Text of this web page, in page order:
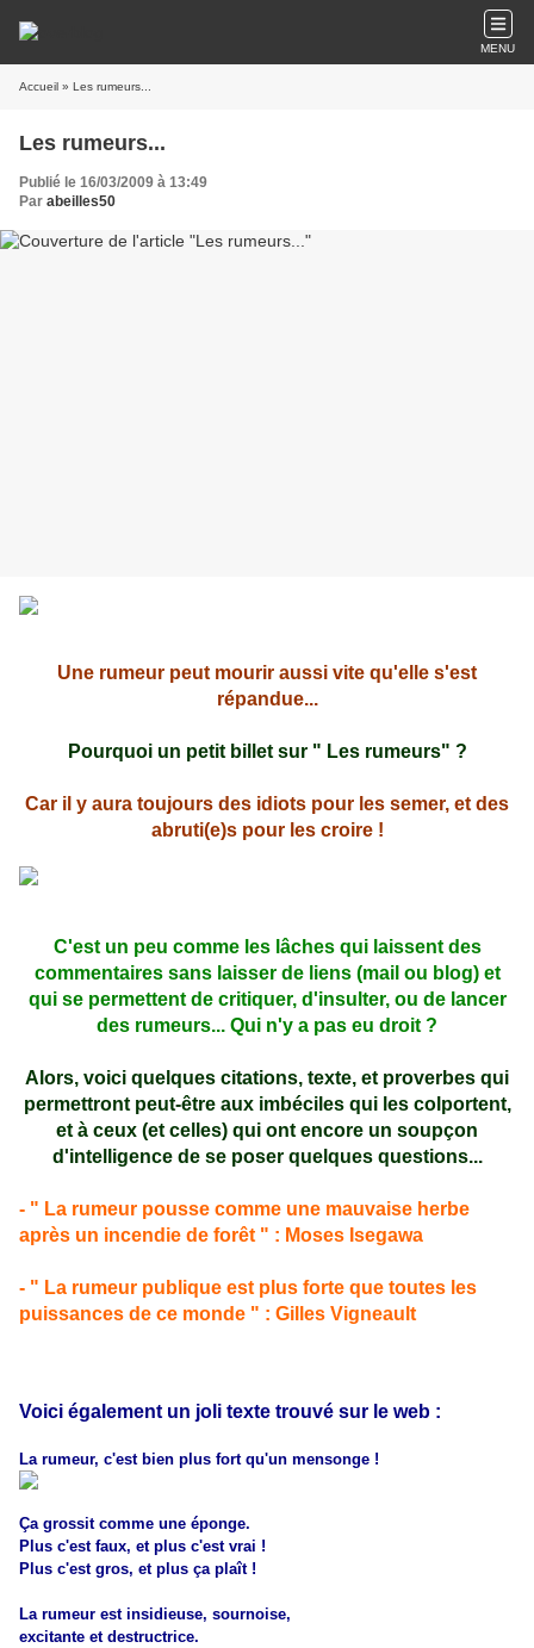
MENU
Accueil » Les rumeurs...
Les rumeurs...
Publié le 16/03/2009 à 13:49
Par abeilles50
Une rumeur peut mourir aussi vite qu'elle s'est
répandue...
Pourquoi un petit billet sur " Les rumeurs" ?
Car il y aura toujours des idiots pour les semer, et des
abruti(e)s pour les croire !
C'est un peu comme les lâches qui laissent des
commentaires sans laisser de liens (mail ou blog) et
qui se permettent de critiquer, d'insulter, ou de lancer
des rumeurs... Qui n'y a pas eu droit ?
Alors, voici quelques citations, texte, et proverbes qui
permettront peut-être aux imbéciles qui les colportent,
et à ceux (et celles) qui ont encore un soupçon
d'intelligence de se poser quelques questions...
- " La rumeur pousse comme une mauvaise herbe
après un incendie de forêt " : Moses Isegawa
- " La rumeur publique est plus forte que toutes les
puissances de ce monde " : Gilles Vigneault
Voici également un joli texte trouvé sur le web :
La rumeur, c'est bien plus fort qu'un mensonge !
Ça grossit comme une éponge.
Plus c'est faux, et plus c'est vrai !
Plus c'est gros, et plus ça plaît !
La rumeur est insidieuse, sournoise,
excitante et destructrice.